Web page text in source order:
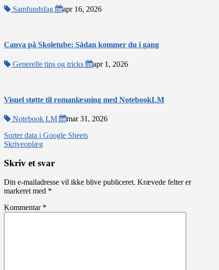
Samfundsfag apr 16, 2026
Canva på Skoletube: Sådan kommer du i gang
Generelle tips og tricks apr 1, 2026
Visuel støtte til romanlæsning med NotebookLM
Notebook LM mar 31, 2026
Indlægsnavigation
Sorter data i Google Sheets
Skriveoplæg
Skriv et svar
Din e-mailadresse vil ikke blive publiceret. Krævede felter er
markeret med *
Kommentar *